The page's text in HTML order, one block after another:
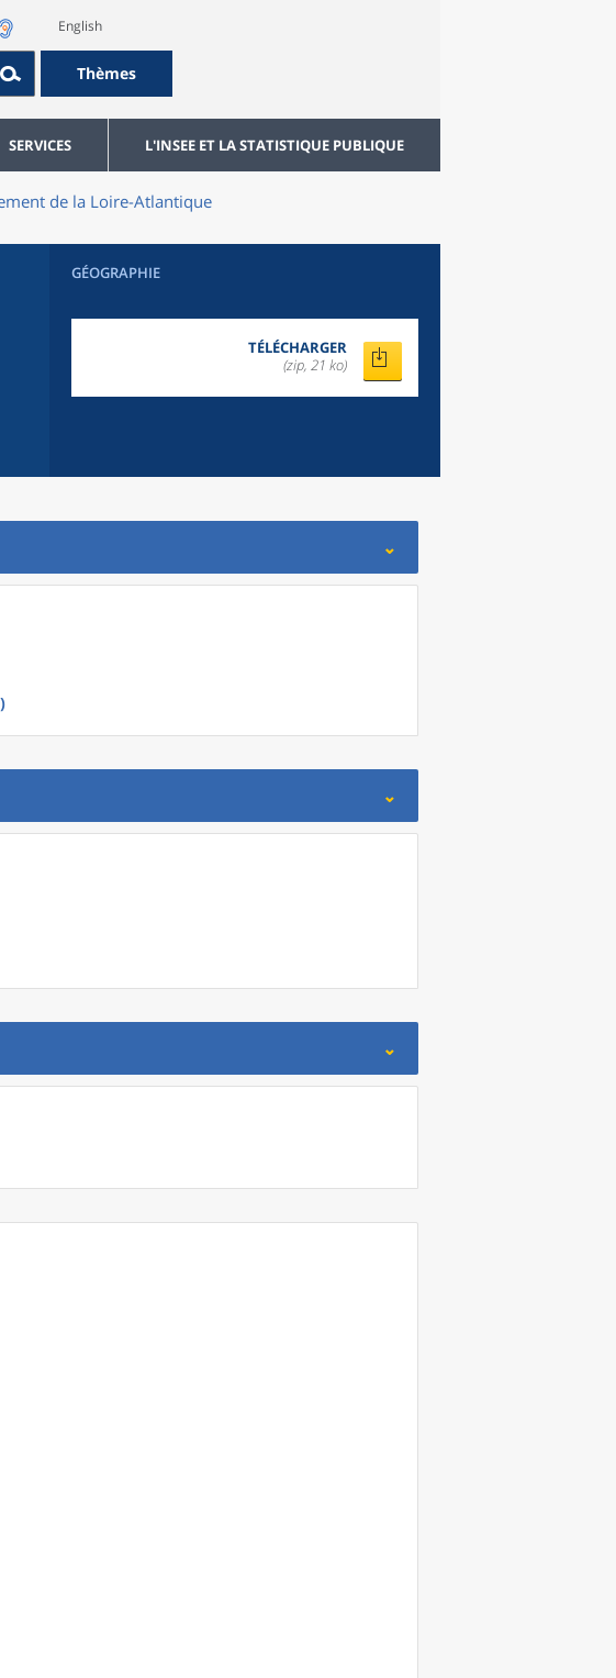
English
Thèmes
SERVICES L'INSEE ET LA STATISTIQUE PUBLIQUE
de la Loire-Atlantique
GÉOGRAPHIE
TÉLÉCHARGER
(zip, 21 ko)